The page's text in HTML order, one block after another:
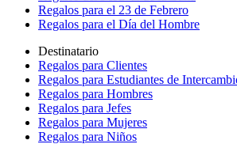
Regalos para el 23 de Febrero
Regalos para el Día del Hombre
Destinatario
Regalos para Clientes
Regalos para Estudiantes de
Regalos para Hombres
Regalos para Jefes
Regalos para Mujeres
Regalos para Niños